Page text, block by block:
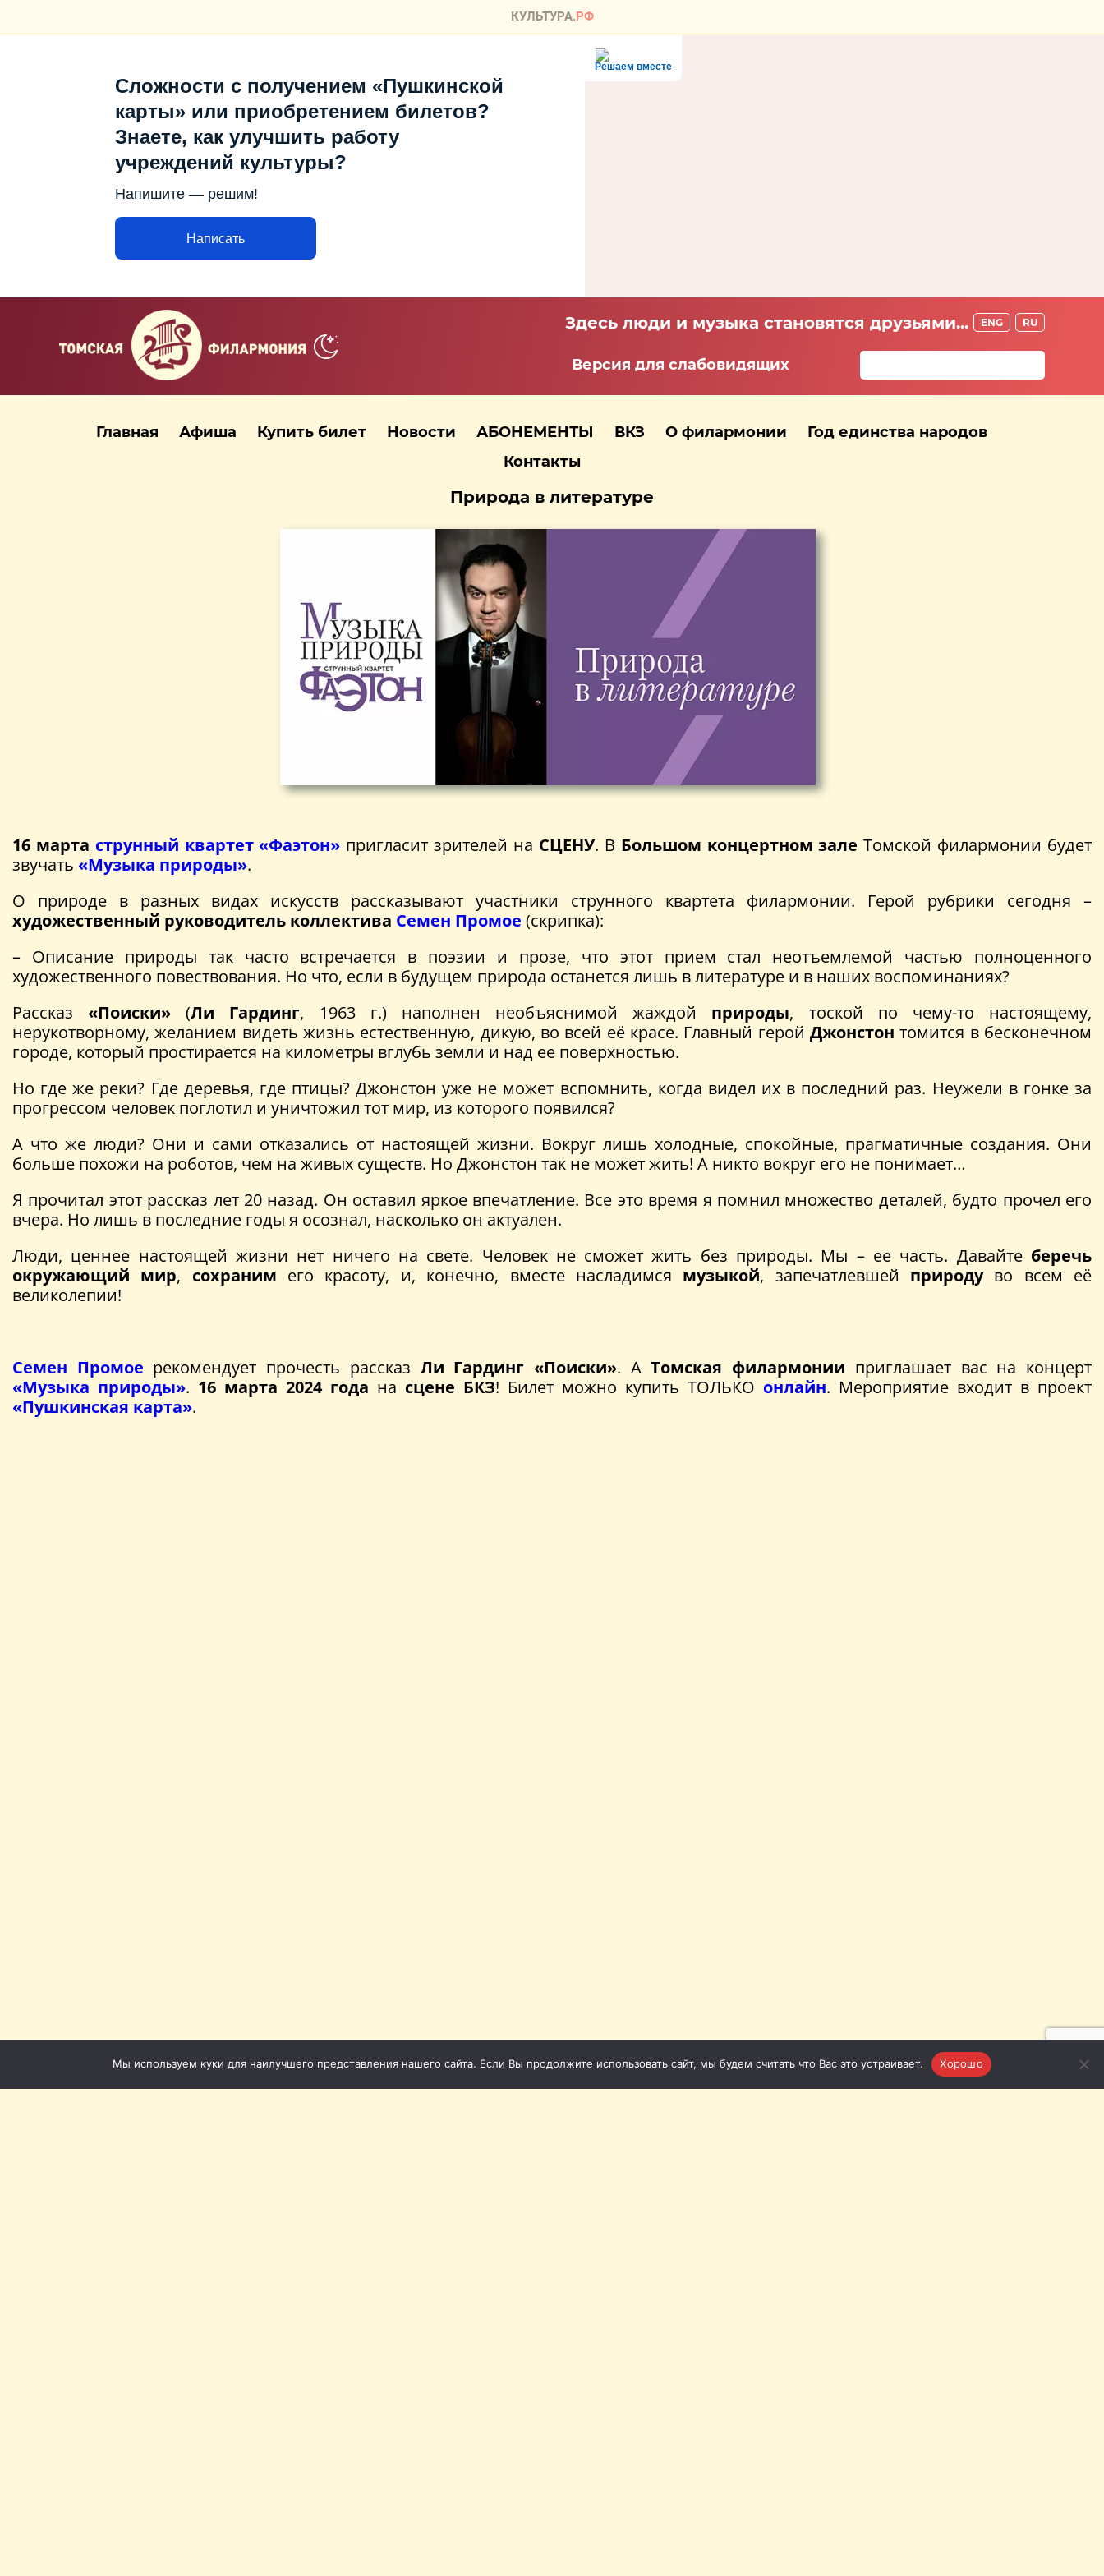
Решаем вместе
Сложности с получением «Пушкинской
карты» или приобретением билетов?
Знаете, как улучшить работу
учреждений культуры?
Напишите — решим!
Написать
Здесь люди и музыка становятся друзьями... ENG RU
Версия для слабовидящих
Главная Афиша Купить билет Новости АБОНЕМЕНТЫ ВКЗ О филармонии
Год единства народов
Контакты
Природа в литературе
16 марта струнный квартет «Фаэтон» пригласит зрителей на СЦЕНУ. В Большом концертном зале Томской филармонии будет
звучать «Музыка природы».
О природе в разных видах искусств рассказывают участники струнного квартета филармонии. Герой рубрики сегодня –
художественный руководитель коллектива Семен Промое (скрипка):
– Описание природы так часто встречается в поэзии и прозе, что этот прием стал неотъемлемой частью полноценного
художественного повествования. Но что, если в будущем природа останется лишь в литературе и в наших воспоминаниях?
Рассказ«Поиски» (Ли Гардинг, 1963 г.) наполнен необъяснимой жаждой природы, тоской по чему-то настоящему,
нерукотворному, желанием видеть жизнь естественную, дикую, во всей её красе. Главный герой Джонстон томится в бесконечном
городе, который простирается на километры вглубь земли и над ее поверхностью.
Но где же реки? Где деревья, где птицы? Джонстон уже не может вспомнить, когда видел их в последний раз. Неужели в гонке за
прогрессом человек поглотил и уничтожил тот мир, из которого появился?
А что же люди? Они и сами отказались от настоящей жизни. Вокруг лишь холодные, спокойные, прагматичные создания. Они
больше похожи на роботов, чем на живых существ. Но Джонстон так не может жить! А никто вокруг его не понимает…
Я прочитал этот рассказ лет 20 назад. Он оставил яркое впечатление. Все это время я помнил множество деталей, будто прочел его
вчера. Но лишь в последние годы я осознал, насколько он актуален.
Люди, ценнее настоящей жизни нет ничего на свете. Человек не сможет жить без природы. Мы – ее часть. Давайте беречь
окружающий мир, сохраним его красоту, и, конечно, вместе насладимся музыкой, запечатлевшей природуво всем её
великолепии!
Семен Промое рекомендует прочесть рассказ Ли Гардинг «Поиски». АТомская филармонии приглашает вас на концерт
«Музыка природы». 16 марта 2024 года на сцене БКЗ! Билет можно купить ТОЛЬКО онлайн. Мероприятие входит в проект
«Пушкинская карта».
Мы используем куки для наилучшего представления нашего сайта. Если Вы продолжите использовать сайт, мы будем считать что Вас это устраивает. Хорошо